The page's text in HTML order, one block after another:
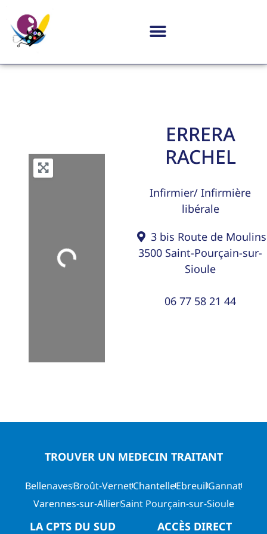
Loading...
ERRERA
RACHEL
Infirmier/ Infirmière
libérale
3 bis Route de Moulins
3500 Saint-Pourçain-sur-
Sioule
06 77 58 21 44
TROUVER UN MEDECIN TRAITANT
BellenavesBroût-VernetChantelleEbreuilGannat
Varennes-sur-AllierSaint Pourçain-sur-Sioule
LA CPTS DU SUD ACCÈS DIRECT